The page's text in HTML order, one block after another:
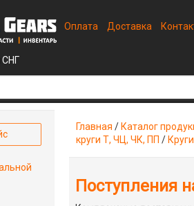
СНГ
Оплата Доставка
Главная / Каталог
круги Т, ЧЦ, ЧК, ПП /
Поступления